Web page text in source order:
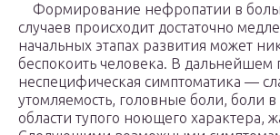
Формирование нефропатии в
случаев происходит достаточно
начальных этапах развития может
беспокоить человека. В дальнейшем
неспецифическая симптоматика —
утомляемость, головные боли, боли
области тупого ноющего характера,